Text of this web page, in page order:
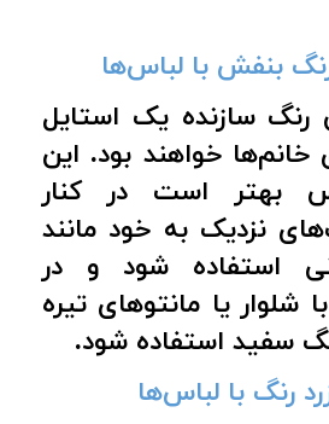
بنفش با لباس‌ها
سازنده یک استایل
خانم‌ها خواهند بود. این
بهتر است در کنار
نزدیک به خود مانند
استفاده شود و در
یا مانتوهای تیره
سفید استفاده شود.
رنگ با لباس‌ها